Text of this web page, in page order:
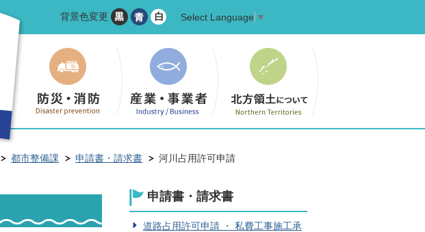
背景色変更 Select Language ▼
都市整備課 申請書・請求書 河川占用許可申請
申請書・請求書
道路占用許可申請 ・ 私費工事施工承